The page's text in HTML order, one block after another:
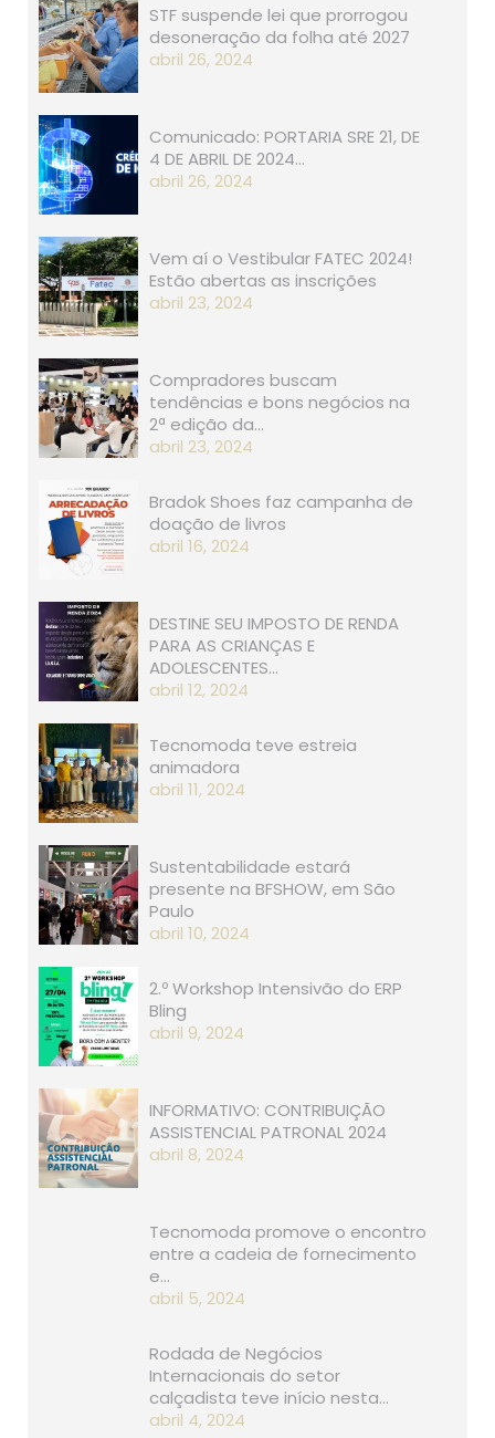
STF suspende lei que prorrogou
desoneração da folha até 2027
abril 26, 2024
Comunicado: PORTARIA SRE 21, D​​E
4 DE ABRIL DE 2024…
abril 26, 2024
Vem aí o Vestibular FATEC 2024!
Estão abertas as inscrições
abril 23, 2024
Compradores buscam
tendências e bons negócios na
2ª edição da…
abril 23, 2024
Bradok Shoes faz campanha de
doação de livros
abril 16, 2024
DESTINE SEU IMPOSTO DE RENDA
PARA AS CRIANÇAS E
ADOLESCENTES…
abril 12, 2024
Tecnomoda teve estreia
animadora
abril 11, 2024
Sustentabilidade estará
presente na BFSHOW, em São
Paulo
abril 10, 2024
2.º Workshop Intensivão do ERP
Bling
abril 9, 2024
INFORMATIVO: CONTRIBUIÇÃO
ASSISTENCIAL PATRONAL 2024
abril 8, 2024
Tecnomoda promove o encontro
entre a cadeia de fornecimento
e…
abril 5, 2024
Rodada de Negócios
Internacionais do setor
calçadista teve início nesta…
abril 4, 2024